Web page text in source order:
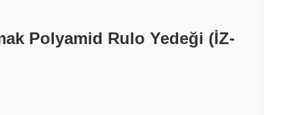
Polyamid Rulo Yedeği (İZ-